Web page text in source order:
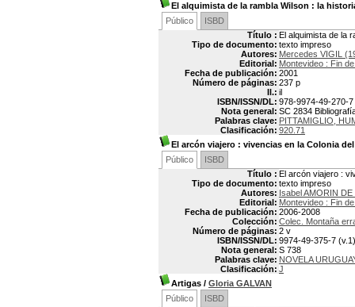
El alquimista de la rambla Wilson : la
Público
ISBD
Título : El alquimista de la
Tipo de documento: texto impreso
Autores: Mercedes VIGIL
Editorial: Montevideo : Fin
Fecha de publicación: 2001
Número de páginas: 237 p
Il.: il
ISBN/ISSN/DL: 978-9974-49-270-7
Nota general: SC 2834
Palabras clave: PITTAMIGLIO,
Clasificación: 920.71
El arcón viajero : vivencias en la Colonia
Público
ISBD
Título : El arcón viajero :
Tipo de documento: texto impreso
Autores: Isabel AMORIN
Editorial: Montevideo : Fin
Fecha de publicación: 2006-2008
Colección: Colec. Montaña
Número de páginas: 2 v
ISBN/ISSN/DL: 9974-49-375-7
Nota general: S 738
Palabras clave: NOVELA
Clasificación: J
Artigas / Gloria GALVAN
Público
ISBD